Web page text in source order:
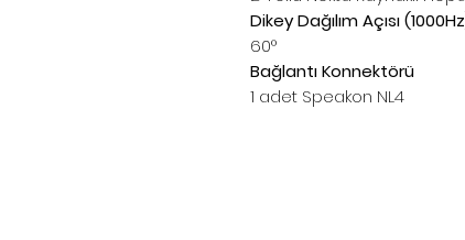
Dikey Dağılım Açısı
60°
Bağlantı Konnektörü
1 adet Speakon NL4